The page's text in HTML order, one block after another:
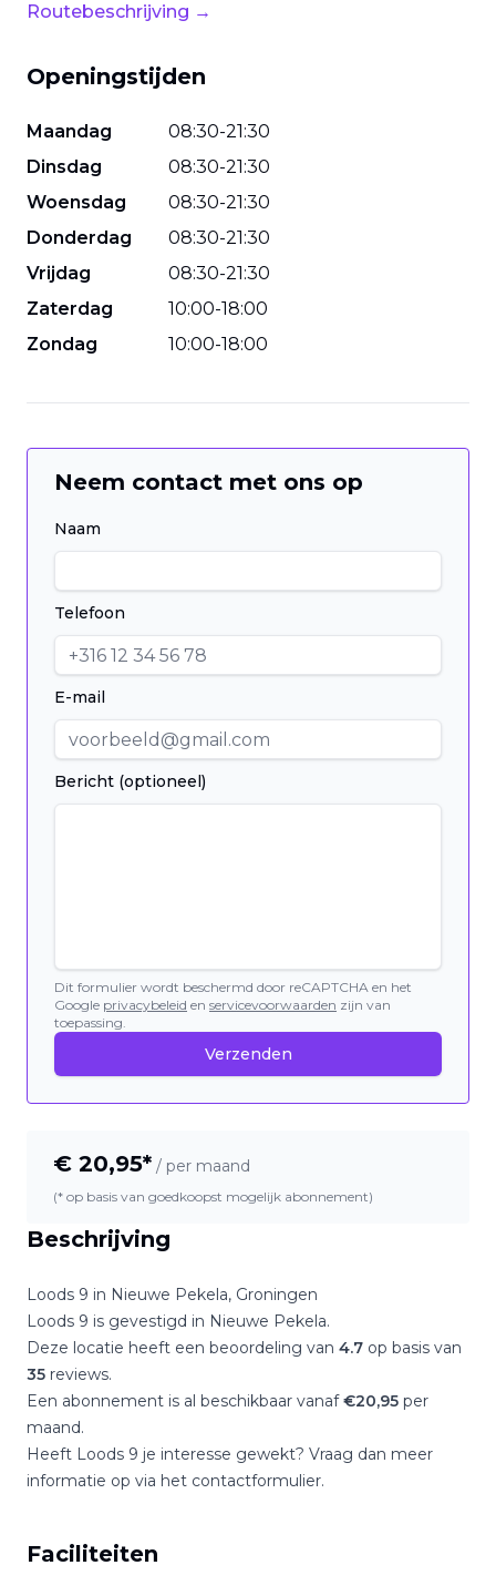
Routebeschrijving →
Openingstijden
Maandag 08:30-21:30
Dinsdag
08:30-21:30
Woensdag
08:30-21:30
Donderdag
08:30-21:30
Vrijdag
08:30-21:30
Zaterdag
10:00-18:00
Zondag
10:00-18:00
Beschrijving
Loods 9 in Nieuwe Pekela, Groningen
Loods 9 is gevestigd in Nieuwe Pekela.
Deze locatie heeft een beoordeling van 4.7 op basis van
35 reviews.
Een abonnement is al beschikbaar vanaf€20,95 per
maand.
Heeft Loods 9 je interesse gewekt? Vraag dan meer
informatie op via het contactformulier.
Faciliteiten
Neem contact met ons op
Naam
Telefoon
E-mail
Bericht (optioneel)
Dit formulier wordt beschermd door reCAPTCHA en het
Google privacybeleid en servicevoorwaarden zijn van
toepassing.
Verzenden
€ 20,95* / per maand
(* op basis van goedkoopst mogelijk abonnement)